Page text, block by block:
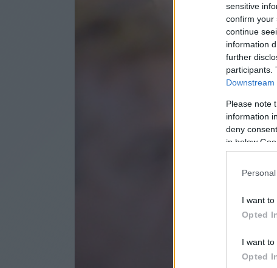
sensitive
confirm your
continue
information
further
participants.
Please note
information
deny
in below
I want to
Opted
I want to
Opted